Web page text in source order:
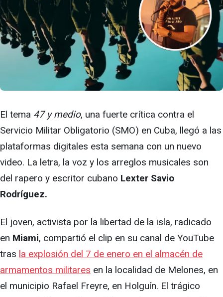
El tema 47 y medio, una fuerte crítica contra el
Servicio Militar Obligatorio (SMO) en Cuba, llegó a las
plataformas digitales esta semana con un nuevo
video. La letra, la voz y los arreglos musicales son
del rapero y escritor cubano Lexter Savio
Rodríguez.
El joven, activista por la libertad de la isla, radicado
en Miami, compartió el clip en su canal de YouTube
tras la explosión del 7 de enero en el almacén de
armamentos militares en la localidad de Melones, en
el municipio Rafael Freyre, en Holguín. El trágico